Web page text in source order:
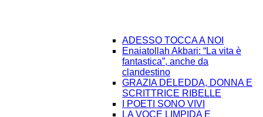
ADESSO TOCCA A NOI
Enaiatollah Akbari: “La vita è
fantastica”, anche da
clandestino
GRAZIA DELEDDA, DONNA E
SCRITTRICE RIBELLE
I POETI SONO VIVI
LA VOCE LIMPIDA E